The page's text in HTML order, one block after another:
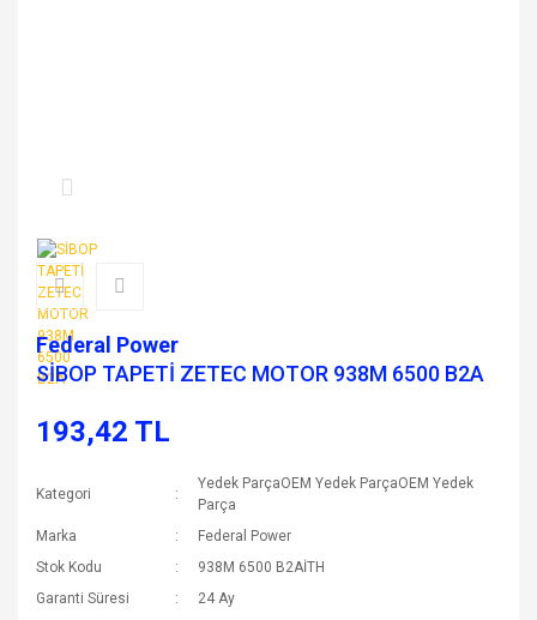
Federal Power
SİBOP TAPETİ ZETEC MOTOR 938M 6500 B2A
193,42 TL
Kategori
Yedek ParçaOEM Yedek ParçaOEM Yedek
Parça
Marka
Federal Power
Stok Kodu
938M 6500 B2AİTH
Garanti Süresi
24 Ay